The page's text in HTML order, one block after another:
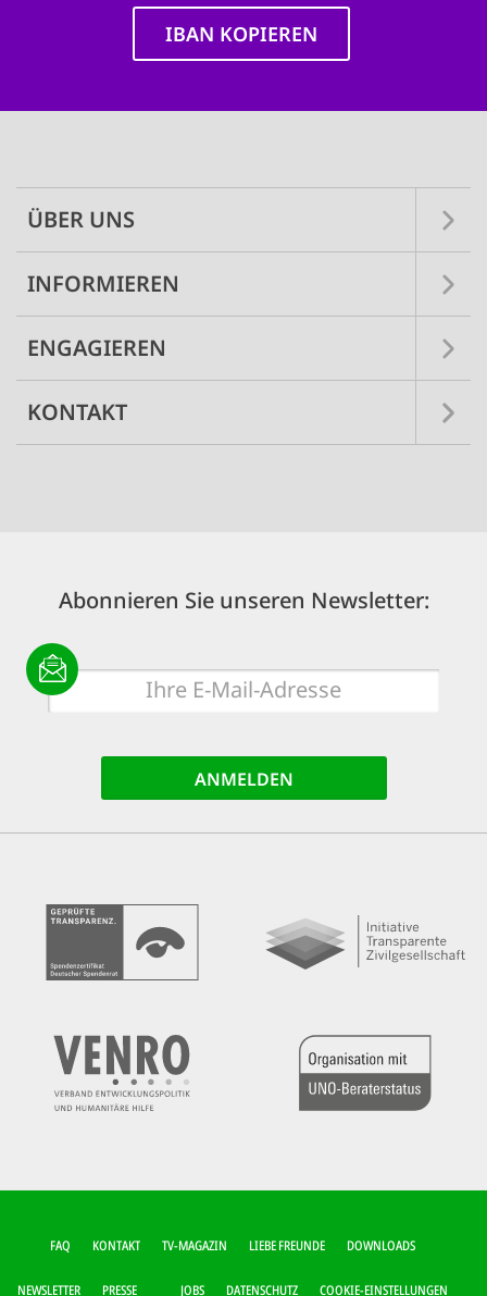
IBAN KOPIEREN
ÜBER UNS
INFORMIEREN
ENGAGIEREN
KONTAKT
Abonnieren Sie unseren Newsletter:
E-
Mail
FUSSZEILEN-M
ENÜ
FAQ KONTAKT TV-MAGAZIN LIEBE FREUNDE DOWNLOADS
NEWSLETTER PRESSE JOBS DATENSCHUTZ COOKIE-EINSTELLUNGEN